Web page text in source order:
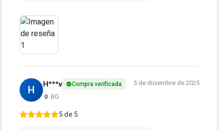
H H***v Compra verificada
BG
5 de diciembre de 2025
5 de 5